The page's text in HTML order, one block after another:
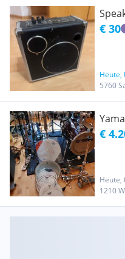
€ 30
Heute,
5760
€
Heute,
1210